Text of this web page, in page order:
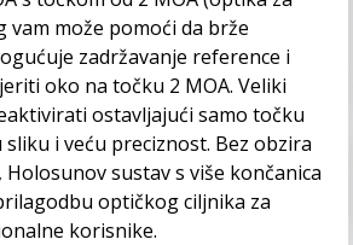
vam može pomoći da brže
zadržavanje reference i
oko na točku 2 MOA. Veliki
ostavljajući samo točku
sliku i veću preciznost. Bez obzira
sustav s više končanica
optičkog ciljnika za
korisnike.